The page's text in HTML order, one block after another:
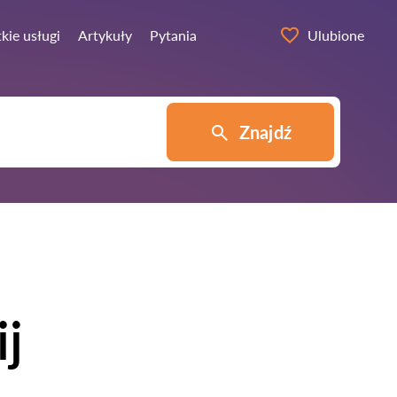
usługi Artykuły Pytania Ulubione
Znajdź